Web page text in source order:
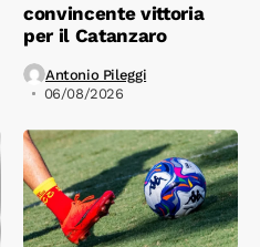
convincente vittoria
per il Catanzaro
Antonio Pileggi
06/08/2026